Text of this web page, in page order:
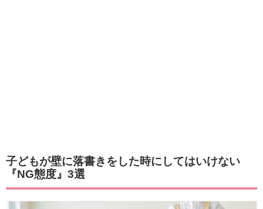
子どもが壁に落書きをした時にしてはいけない
『NG態度』3選